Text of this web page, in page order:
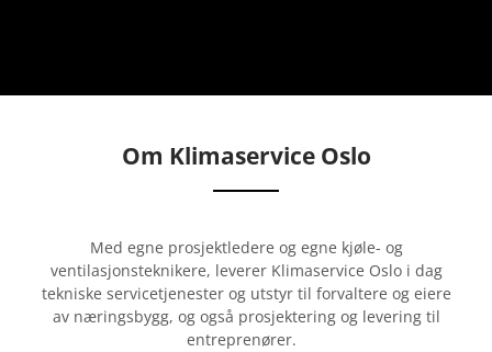
Om Klimaservice Oslo
Med egne prosjektledere og egne kjøle- og
ventilasjonsteknikere, leverer Klimaservice Oslo i dag
tekniske servicetjenester og utstyr til forvaltere og eiere
av næringsbygg, og også prosjektering og levering til
entreprenører.